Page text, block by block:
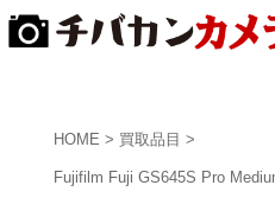
HOME > 買取品目 >
Fujifilm Fuji GS645S Pro